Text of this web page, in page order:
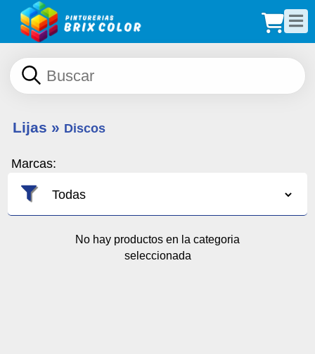
Lijas » Discos
Marcas:
No hay productos en la categoria
seleccionada